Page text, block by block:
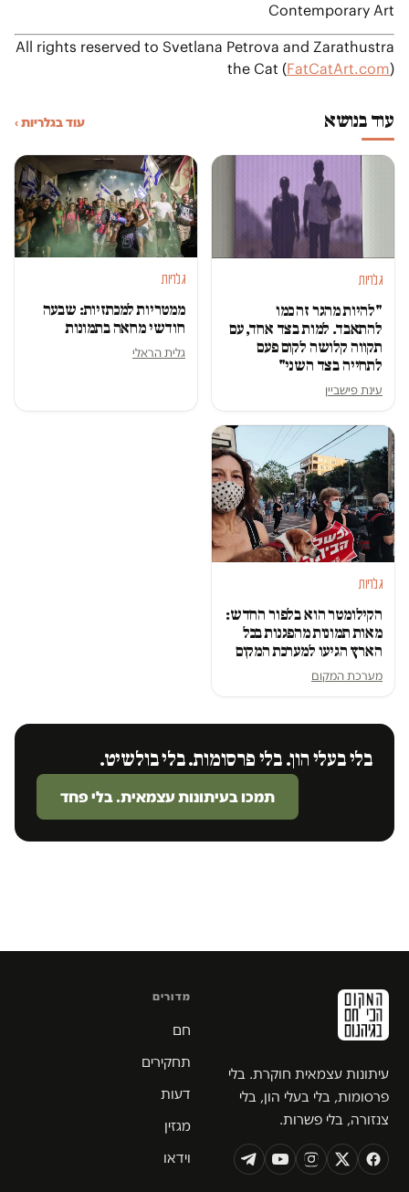
Contemporary Art
All rights reserved to Svetlana Petrova and Zarathustra
the Cat (FatCatArt.com)
עוד בנושא עוד בגלריות ›
גלריות
"להיות מהגר זה כמו
להתאבד. למות בצד אחד, עם
תקווה קלושה לקום פעם
לתחייה בצד השני"
עינת פישביין
גלריות
ממטריות למכתזיות: שבעה
חודשי מחאה בתמונות
גלית הראלי
גלריות
הקילומטר הוא בלפור החדש:
מאות תמונות מהפגנות בכל
הארץ הגיעו למערכת המקום
מערכת המקום
בלי בעלי הון. בלי פרסומות. בלי בולשיט.
תמכו בעיתונות עצמאית. בלי פחד
עיתונות עצמאית חוקרת. בלי
פרסומות, בלי בעלי הון, בלי
צנזורה, בלי פשרות.
מדורים
חם
תחקירים
דעות
מגזין
וידאו